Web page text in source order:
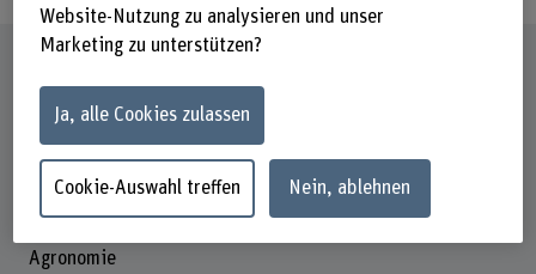
Steckbrief
Hochschule für Agrar-, Forst- und
Lebensmittelwissenschaften
Agronomie
Website-Nutzung zu analysieren und unser
Marketing zu unterstützen?
Ja, alle Cookies zulassen
Cookie-Auswahl treffen Nein, ablehnen